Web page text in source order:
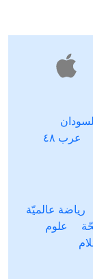
عرب ٤٨
رياضة عالميّة
علوم